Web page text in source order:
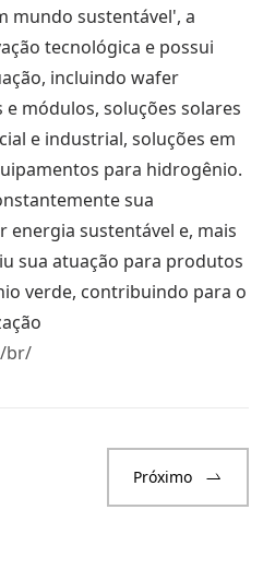
mundo sustentável', a
tecnológica e possui
incluindo wafer
módulos, soluções solares
e industrial, soluções em
para hidrogênio.
sua
energia sustentável e, mais
sua atuação para produtos
verde, contribuindo para o
br/
Próximo